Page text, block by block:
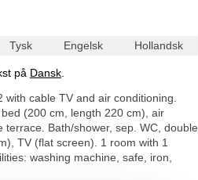
Tysk Engelsk Hollandsk
på Dansk
cable TV and air conditioning.
(200 cm, length 220 cm), air
Bath/shower, sep. WC, double
TV (flat screen). 1 room with 1
washing machine, safe, iron,